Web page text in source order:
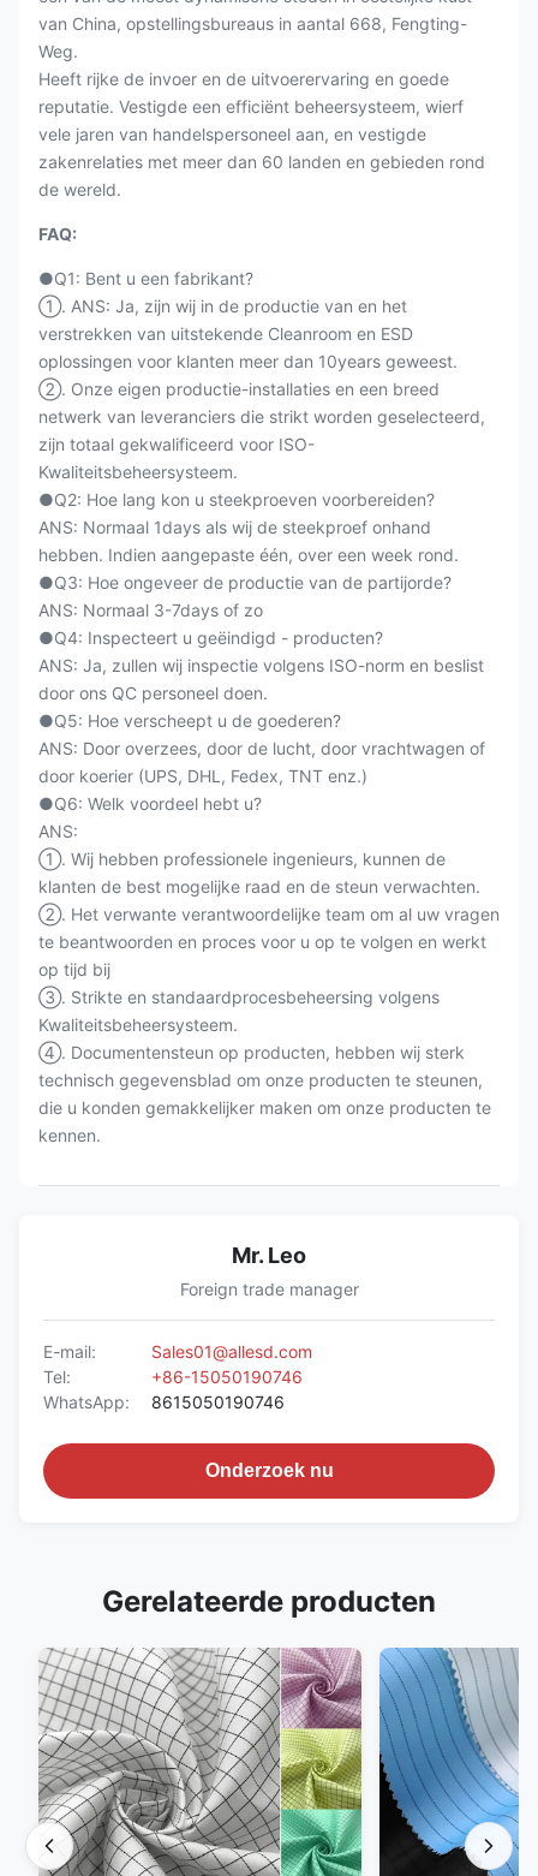
van China, opstellingsbureaus in aantal 668, Fengting-
Weg.
Heeft rijke de invoer en de uitvoerervaring en goede
reputatie. Vestigde een efficiënt beheersysteem, wierf
vele jaren van handelspersoneel aan, en vestigde
zakenrelaties met meer dan 60 landen en gebieden rond
de wereld.
FAQ:
●Q1: Bent u een fabrikant?
①. ANS: Ja, zijn wij in de productie van en het
verstrekken van uitstekende Cleanroom en ESD
oplossingen voor klanten meer dan 10years geweest.
②. Onze eigen productie-installaties en een breed
netwerk van leveranciers die strikt worden geselecteerd,
zijn totaal gekwalificeerd voor ISO-
Kwaliteitsbeheersysteem.
●Q2: Hoe lang kon u steekproeven voorbereiden?
ANS: Normaal 1days als wij de steekproef onhand
hebben. Indien aangepaste één, over een week rond.
●Q3: Hoe ongeveer de productie van de partijorde?
ANS: Normaal 3-7days of zo
●Q4: Inspecteert u geëindigd - producten?
ANS: Ja, zullen wij inspectie volgens ISO-norm en beslist
door ons QC personeel doen.
●Q5: Hoe verscheept u de goederen?
ANS: Door overzees, door de lucht, door vrachtwagen of
door koerier (UPS, DHL, Fedex, TNT enz.)
●Q6: Welk voordeel hebt u?
ANS:
①. Wij hebben professionele ingenieurs, kunnen de
klanten de best mogelijke raad en de steun verwachten.
②. Het verwante verantwoordelijke team om al uw vragen
te beantwoorden en proces voor u op te volgen en werkt
op tijd bij
③. Strikte en standaardprocesbeheersing volgens
Kwaliteitsbeheersysteem.
④. Documentensteun op producten, hebben wij sterk
technisch gegevensblad om onze producten te steunen,
die u konden gemakkelijker maken om onze producten te
kennen.
Mr. Leo
Foreign trade manager
E-mail:
Sales01@allesd.com
Tel:
+86-15050190746
WhatsApp:
8615050190746
Onderzoek nu
Gerelateerde producten